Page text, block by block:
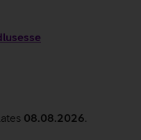
08.08.2026